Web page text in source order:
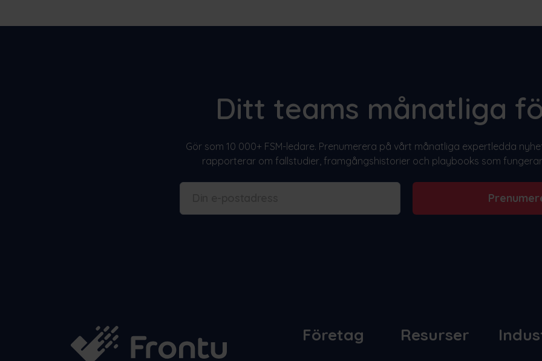
Ditt teams månatliga
Gör som 10 000+ FSM-ledare. Prenumerera på vårt månatliga expertledda
rapporterar om fallstudier, framgångshistorier och playbooks som
Företag Resurser